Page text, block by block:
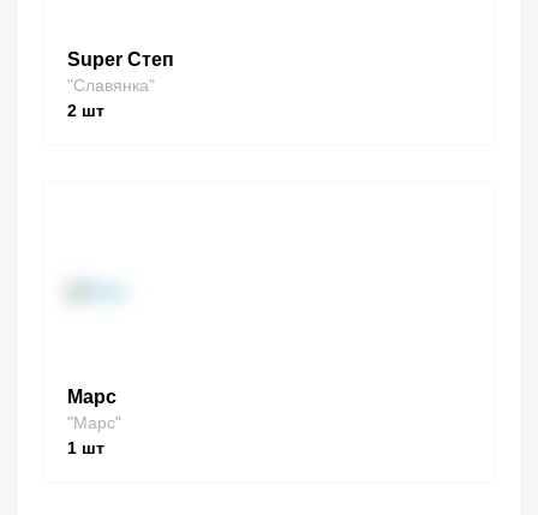
Super Степ
"Славянка"
2 шт
Марс
"Марс"
1 шт